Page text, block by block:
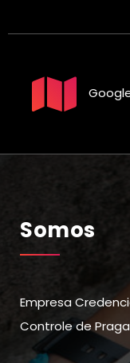
Somos
Empresa
Controle de